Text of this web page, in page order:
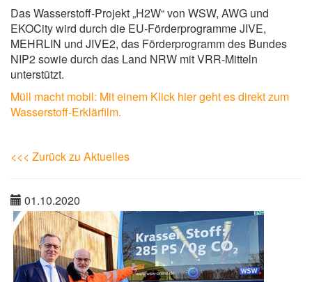
Das Wasserstoff-Projekt „H2W“ von WSW, AWG und
EKOCity wird durch die EU-Förderprogramme JIVE,
MEHRLIN und JIVE2, das Förderprogramm des Bundes
NIP2 sowie durch das Land NRW mit VRR-Mitteln
unterstützt.
Müll macht mobil: Mit einem Klick hier geht es direkt zum
Wasserstoff-Erklärfilm.
<<< Zurück zu Aktuelles
01.10.2020